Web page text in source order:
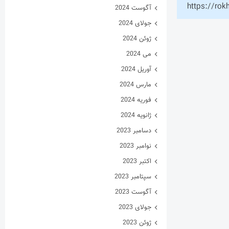
https://
آگوست 2024
جولای 2024
ژوئن 2024
می 2024
آوریل 2024
مارس 2024
فوریه 2024
ژانویه 2024
دسامبر 2023
نوامبر 2023
اکتبر 2023
سپتامبر 2023
آگوست 2023
جولای 2023
ژوئن 2023